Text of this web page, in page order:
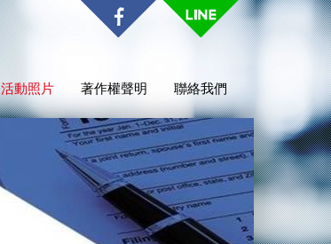
活動照片 著作權聲明 聯絡我們